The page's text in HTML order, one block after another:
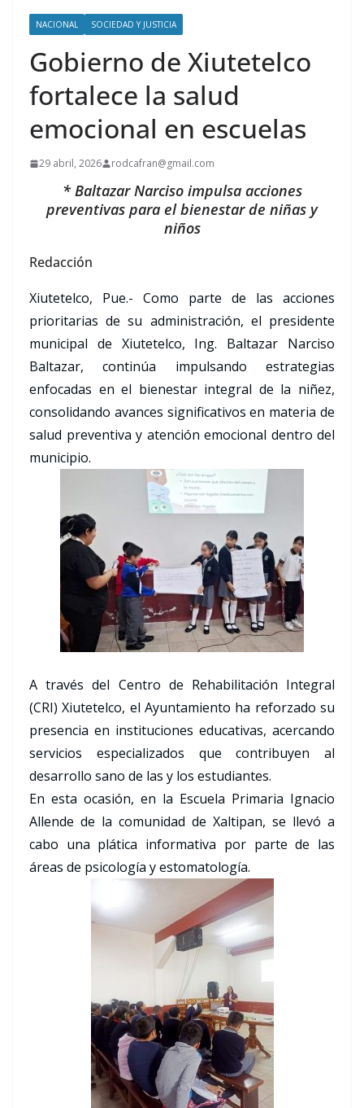
NACIONAL SOCIEDAD Y JUSTICIA
Gobierno de Xiutetelco
fortalece la salud
emocional en escuelas
29 abril, 2026 rodcafran@gmail.com
* Baltazar Narciso impulsa acciones
preventivas para el bienestar de niñas y
niños
Redacción
Xiutetelco, Pue.- Como parte de las acciones
prioritarias de su administración, el presidente
municipal de Xiutetelco, Ing. Baltazar Narciso
Baltazar, continúa impulsando estrategias
enfocadas en el bienestar integral de la niñez,
consolidando avances significativos en materia de
salud preventiva y atención emocional dentro del
municipio.
A través del Centro de Rehabilitación Integral
(CRI) Xiutetelco, el Ayuntamiento ha reforzado su
presencia en instituciones educativas, acercando
servicios especializados que contribuyen al
desarrollo sano de las y los estudiantes.
En esta ocasión, en la Escuela Primaria Ignacio
Allende de la comunidad de Xaltipan, se llevó a
cabo una plática informativa por parte de las
áreas de psicología y estomatología.